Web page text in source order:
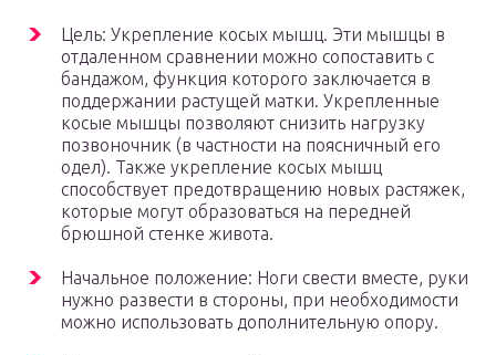
Цель: Укрепление косых мышц. Эти мышцы в
отдаленном сравнении можно сопоставить с
бандажом, функция которого заключается в
поддержании растущей матки. Укрепленные
косые мышцы позволяют снизить нагрузку
позвоночник (в частности на поясничный его
одел). Также укрепление косых мышц
способствует предотвращению новых растяжек,
которые могут образоваться на передней
брюшной стенке живота.
Начальное положение: Ноги свести вместе, руки
нужно развести в стороны, при необходимости
можно использовать дополнительную опору.